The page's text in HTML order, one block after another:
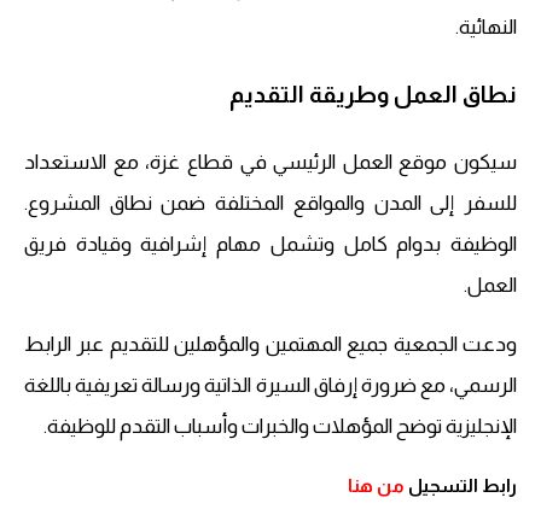
النهائية.
نطاق العمل وطريقة التقديم
سيكون موقع العمل الرئيسي في قطاع غزة، مع الاستعداد
للسفر إلى المدن والمواقع المختلفة ضمن نطاق المشروع.
الوظيفة بدوام كامل وتشمل مهام إشرافية وقيادة فريق
العمل.
ودعت الجمعية جميع المهتمين والمؤهلين للتقديم عبر الرابط
الرسمي، مع ضرورة إرفاق السيرة الذاتية ورسالة تعريفية باللغة
الإنجليزية توضح المؤهلات والخبرات وأسباب التقدم للوظيفة.
رابط التسجيل من هنا